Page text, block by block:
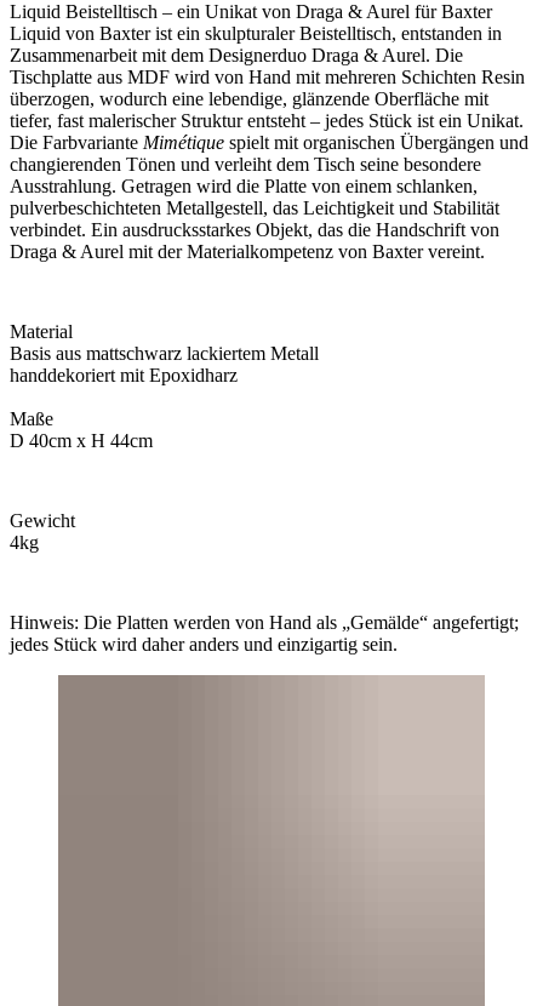
Liquid Beistelltisch – ein Unikat von Draga & Aurel für Baxter
Liquid von Baxter ist ein skulpturaler Beistelltisch, entstanden in
Zusammenarbeit mit dem Designerduo Draga & Aurel. Die
Tischplatte aus MDF wird von Hand mit mehreren Schichten Resin
überzogen, wodurch eine lebendige, glänzende Oberfläche mit
tiefer, fast malerischer Struktur entsteht – jedes Stück ist ein Unikat.
Die Farbvariante Mimétique spielt mit organischen Übergängen und
changierenden Tönen und verleiht dem Tisch seine besondere
Ausstrahlung. Getragen wird die Platte von einem schlanken,
pulverbeschichteten Metallgestell, das Leichtigkeit und Stabilität
verbindet. Ein ausdrucksstarkes Objekt, das die Handschrift von
Draga & Aurel mit der Materialkompetenz von Baxter vereint.
Material
Basis aus mattschwarz lackiertem Metall
handdekoriert mit Epoxidharz
Maße
D 40cm x H 44cm
Gewicht
4kg
Hinweis: Die Platten werden von Hand als „Gemälde“ angefertigt;
jedes Stück wird daher anders und einzigartig sein.